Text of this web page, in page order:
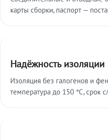
карты сборки, паспорт —
Надёжность изоляции
Изоляция без галогенов и
температура до 150 °C, срок